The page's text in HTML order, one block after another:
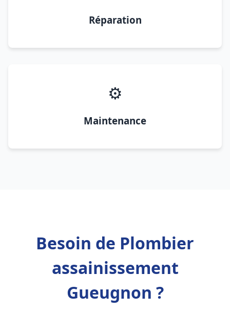
Réparation
⚙️
Maintenance
Besoin de Plombier
assainissement
Gueugnon ?